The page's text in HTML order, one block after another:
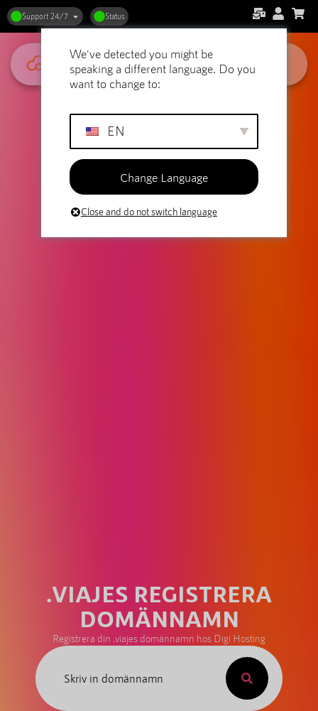
Support 24/7 Status
.VIAJES REGISTRERA
DOMÄNNAMN
Registrera din .viajes domännamn hos Digi Hosting
We've detected you might be
speaking a different language. Do you
want to change to:
EN
Change Language
Close and do not switch language